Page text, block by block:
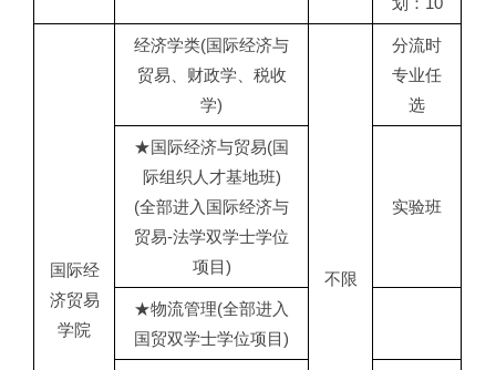
国际经
济贸易
学院
经济学类(国际经济与
贸易、财政学、税收
学)
不限
分流时
专业任
选
★国际经济与贸易(国
际组织人才基地班)
(全部进入国际经济与
贸易-法学双学士学位
项目)
实验班
★物流管理(全部进入
国贸双学士学位项目)